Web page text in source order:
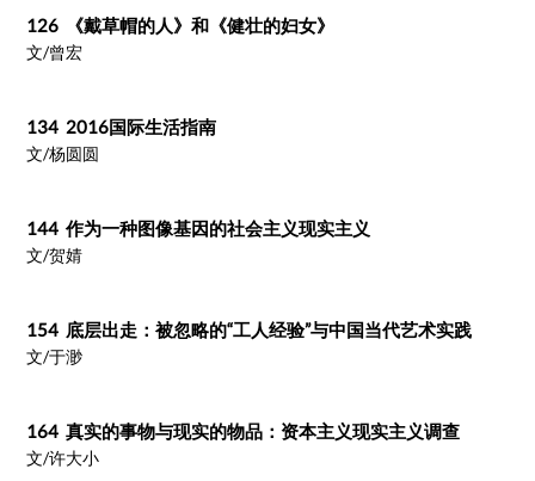
126 《戴草帽的人》和《健壮的妇女》
文/曾宏
134 2016国际生活指南
文/杨圆圆
144 作为一种图像基因的社会主义现实主义
文/贺婧
154 底层出走：被忽略的“工人经验”与中国当代艺术实践
文/于渺
164 真实的事物与现实的物品：资本主义现实主义调查
文/许大小